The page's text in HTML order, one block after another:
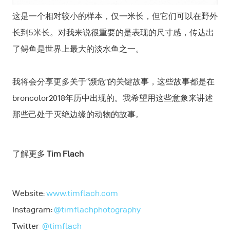
这是一个相对较小的样本，仅一米长，但它们可以在野外
长到5米长。对我来说很重要的是表现的尺寸感，传达出
了鲟鱼是世界上最大的淡水鱼之一。
我将会分享更多关于“濒危”的关键故事，这些故事都是在
broncolor2018年历中出现的。我希望用这些意象来讲述
那些己处于灭绝边缘的动物的故事。
了解更多 Tim Flach
Website:www.timflach.com
Instagram:@timflachphotography
Twitter:@timflach